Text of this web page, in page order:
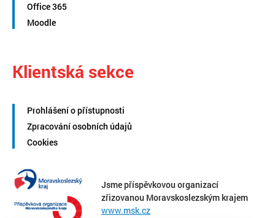
Office 365
Moodle
Klientská sekce
Prohlášení o přístupnosti
Zpracování osobních údajů
Cookies
Jsme příspěvkovou organizací
zřizovanou Moravskoslezským krajem
www.msk.cz